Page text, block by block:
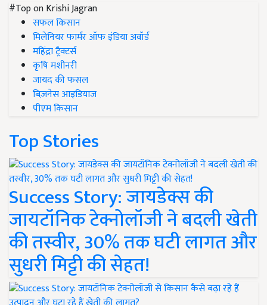
#Top on Krishi Jagran
सफल किसान
मिलेनियर फार्मर ऑफ इंडिया अवॉर्ड
महिंद्रा ट्रैक्टर्स
कृषि मशीनरी
जायद की फसल
बिज़नेस आइडियाज
पीएम किसान
Top Stories
Success Story: जायडेक्स की
जायटॉनिक टेक्नोलॉजी ने बदली खेती
की तस्वीर, 30% तक घटी लागत और
सुधरी मिट्टी की सेहत!